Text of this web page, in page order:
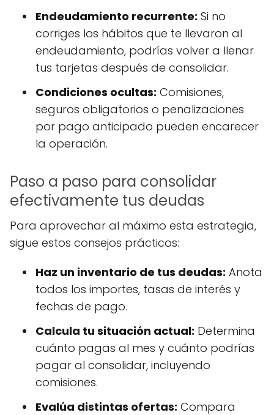
Endeudamiento recurrente: Si no
corriges los hábitos que te llevaron al
endeudamiento, podrías volver a llenar
tus tarjetas después de consolidar.
Condiciones ocultas: Comisiones,
seguros obligatorios o penalizaciones
por pago anticipado pueden encarecer
la operación.
Paso a paso para consolidar
efectivamente tus deudas
Para aprovechar al máximo esta estrategia,
sigue estos consejos prácticos:
Haz un inventario de tus deudas: Anota
todos los importes, tasas de interés y
fechas de pago.
Calcula tu situación actual: Determina
cuánto pagas al mes y cuánto podrías
pagar al consolidar, incluyendo
comisiones.
Evalúa distintas ofertas: Compara